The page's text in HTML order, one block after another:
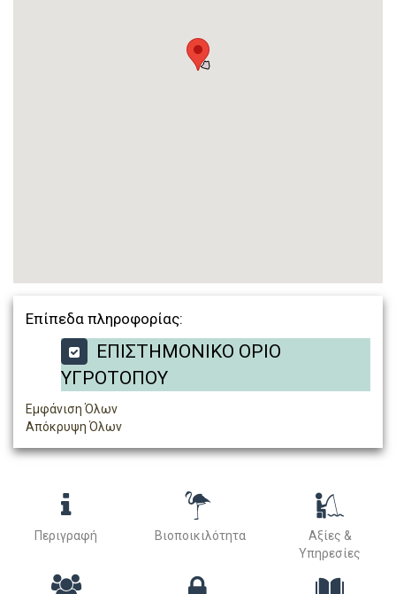
Επίπεδα πληροφορίας:
ΕΠΙΣΤΗΜΟΝΙΚΟ ΟΡΙΟ
ΥΓΡΟΤΟΠΟΥ
Εμφάνιση Όλων
Απόκρυψη Όλων
Περιγραφή Βιοποικιλότητα
Αξίες &
Υπηρεσίες